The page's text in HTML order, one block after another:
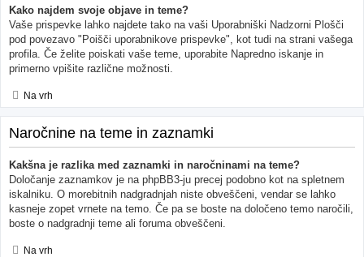
Kako najdem svoje objave in teme?
Vaše prispevke lahko najdete tako na vaši Uporabniški Nadzorni Plošči
pod povezavo "Poišči uporabnikove prispevke", kot tudi na strani vašega
profila. Če želite poiskati vaše teme, uporabite Napredno iskanje in
primerno vpišite različne možnosti.
Na vrh
Naročnine na teme in zaznamki
Kakšna je razlika med zaznamki in naročninami na teme?
Določanje zaznamkov je na phpBB3-ju precej podobno kot na spletnem
iskalniku. O morebitnih nadgradnjah niste obveščeni, vendar se lahko
kasneje zopet vrnete na temo. Če pa se boste na določeno temo naročili,
boste o nadgradnji teme ali foruma obveščeni.
Na vrh